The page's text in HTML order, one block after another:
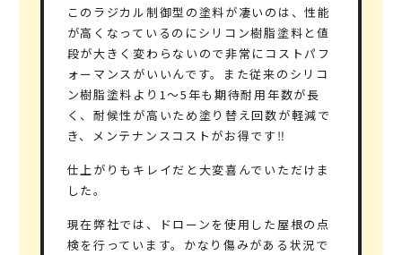
このラジカル制御型の塗料が凄いのは、性能
が高くなっているのにシリコン樹脂塗料と値
段が大きく変わらないので非常にコストパフ
ォーマンスがいいんです。
また従来のシリコ
ン樹脂塗料より1～5年も期待耐用年数が長
く、耐候性が高いため塗り替え回数が軽減で
き、メンテナンスコストがお得です‼
仕上がりもキレイだと大変喜んでいただけま
した。
現在弊社では、ドローンを使用した屋根の点
検を行っています。かなり傷みがある状況で